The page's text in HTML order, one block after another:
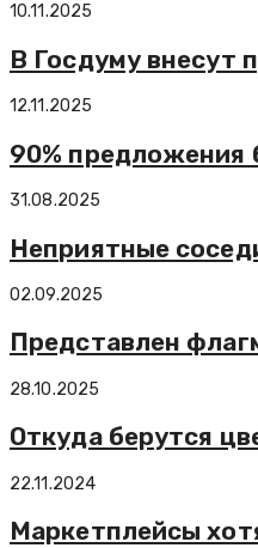
10.11.2025
В Госдуму внесут
12.11.2025
90% предложения
31.08.2025
Неприятные
02.09.2025
Представлен
28.10.2025
Откуда берутся
22.11.2024
Маркетплейсы